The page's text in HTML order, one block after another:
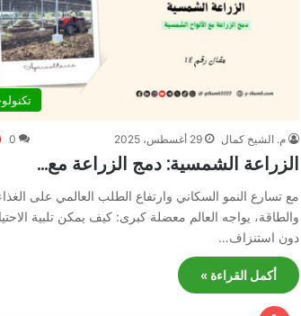
م. الشيخ كمال 29 أغسطس، 2025 0
الزراعة الشمسية: دمج الزراعة مع…
مع تسارع النمو السكاني وارتفاع الطلب العالمي على
والطاقة، يواجه العالم معضلة كبرى: كيف يمكن تلبية
دون استنزاف…
أكمل القراءة »